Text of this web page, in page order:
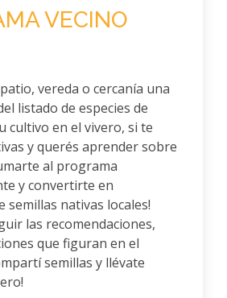
VECINO
vereda o cercanía una
listado de especies de
cultivo en el vivero, si te
y querés aprender sobre
al programa
y convertirte en
semillas nativas locales!
las recomendaciones,
que figuran en el
semillas y llévate